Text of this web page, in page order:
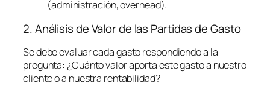
(administración,overhead).
2. Análisis de Valor de las Partidas de Gasto
Se debe evaluar cada gasto respondiendo a la
pregunta: ¿Cuánto valor aporta este gasto a nuestro
cliente o a nuestra rentabilidad?